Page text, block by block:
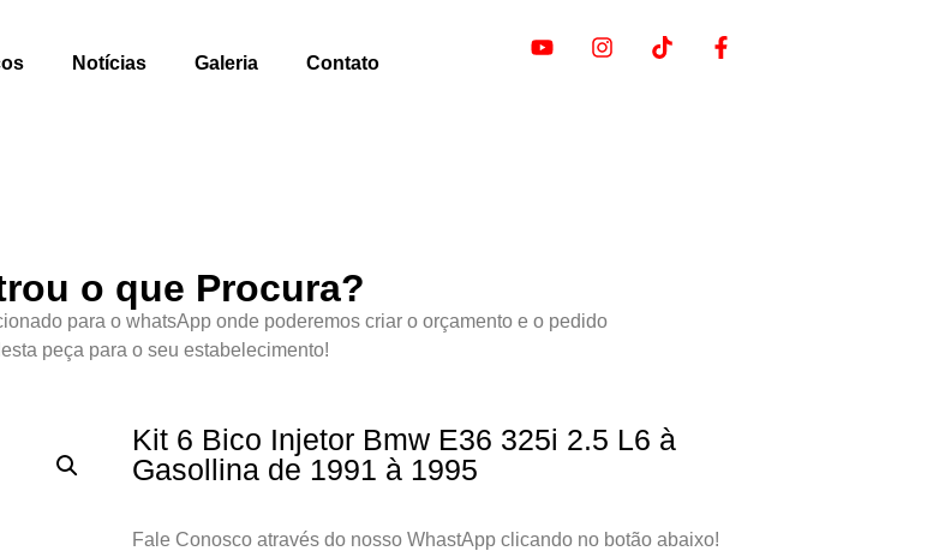
Notícias Galeria Contato
o que Procura?
para o whatsApp onde poderemos criar o orçamento e o pedido
peça para o seu estabelecimento!
Kit 6 Bico Injetor Bmw E36 325i 2.5 L6 à
Gasollina de 1991 à 1995
Fale Conosco através do nosso WhastApp clicando no botão abaixo!